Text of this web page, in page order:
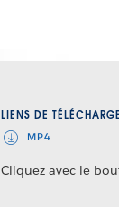
LIENS DE
MP4
Cliquez avec le